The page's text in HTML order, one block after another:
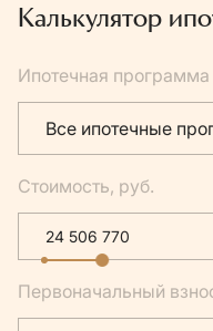
Калькулятор
Ипотечная программа
Все ипотечные
Стоимость, руб.
Первоначальный